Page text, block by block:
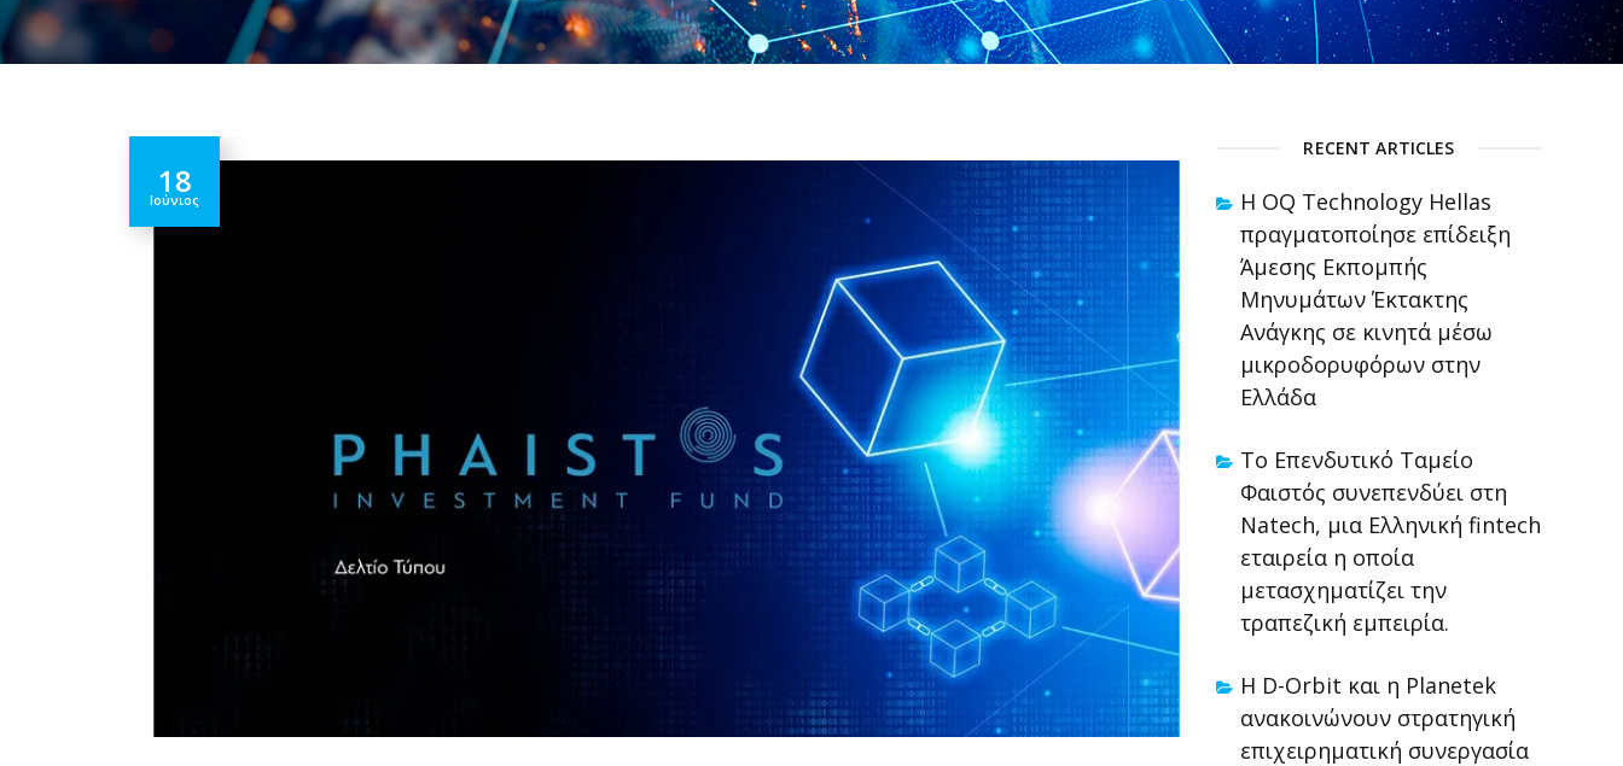
18
Ιούνιος
RECENT ARTICLES
Η OQ Technology Hellas
πραγματοποίησε επίδειξη
Άμεσης Εκπομπής
Μηνυμάτων Έκτακτης
Ανάγκης σε κινητά μέσω
μικροδορυφόρων στην
Ελλάδα
Το Επενδυτικό Ταμείο
Φαιστός συνεπενδύει στη
Natech, μια Ελληνική fintech
εταιρεία η οποία
μετασχηματίζει την
τραπεζική εμπειρία.
Η D-Orbit και η Planetek
ανακοινώνουν στρατηγική
επιχειρηματική συνεργασία